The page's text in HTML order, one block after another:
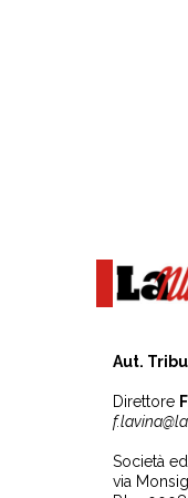
Aut.
Direttore
Società
via